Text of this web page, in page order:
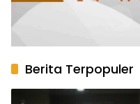
Berita Terpopuler